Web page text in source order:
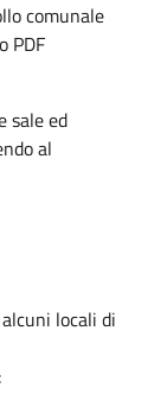
comunale
PDF
sale ed
al
locali di